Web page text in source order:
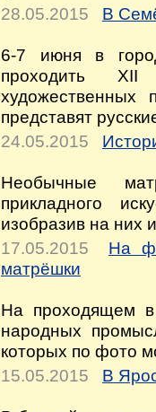
28.05.2015
В
6-7 июня в
проходить XII
художественных
представят
24.05.2015
Необычные
прикладного
изобразив на них
17.05.2015
На
матрёшки
На проходящем в
народных
которых по фото
15.05.2015
В